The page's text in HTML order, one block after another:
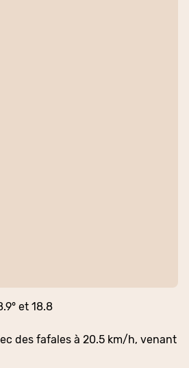
et 18.8
des fafales à 20.5 km/h, venant